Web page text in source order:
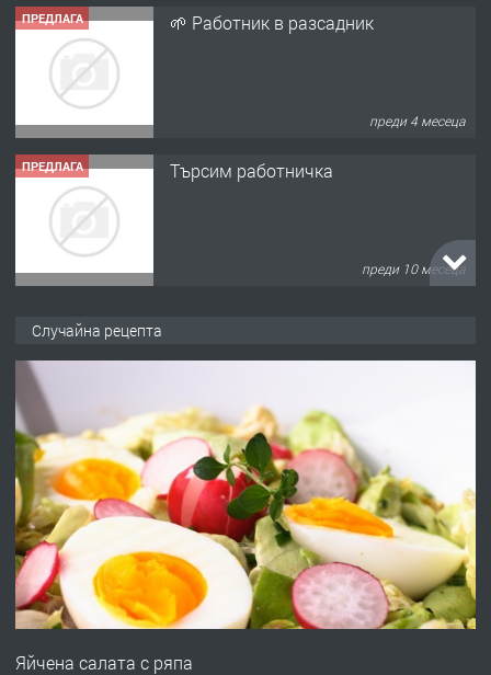
ПРЕДЛАГА Търсим работничка
преди 10 месеца
ПРЕДЛАГА
Продава употребявани чисти и
преди 1 година
ПРЕДЛАГА
Първи поход "По стъпките на Ангел
Войвода"
преди 1 година
ПРЕДЛАГА
Монтажник на малки детайли за
Случайна рецепта
Яйчена салата с ряпа